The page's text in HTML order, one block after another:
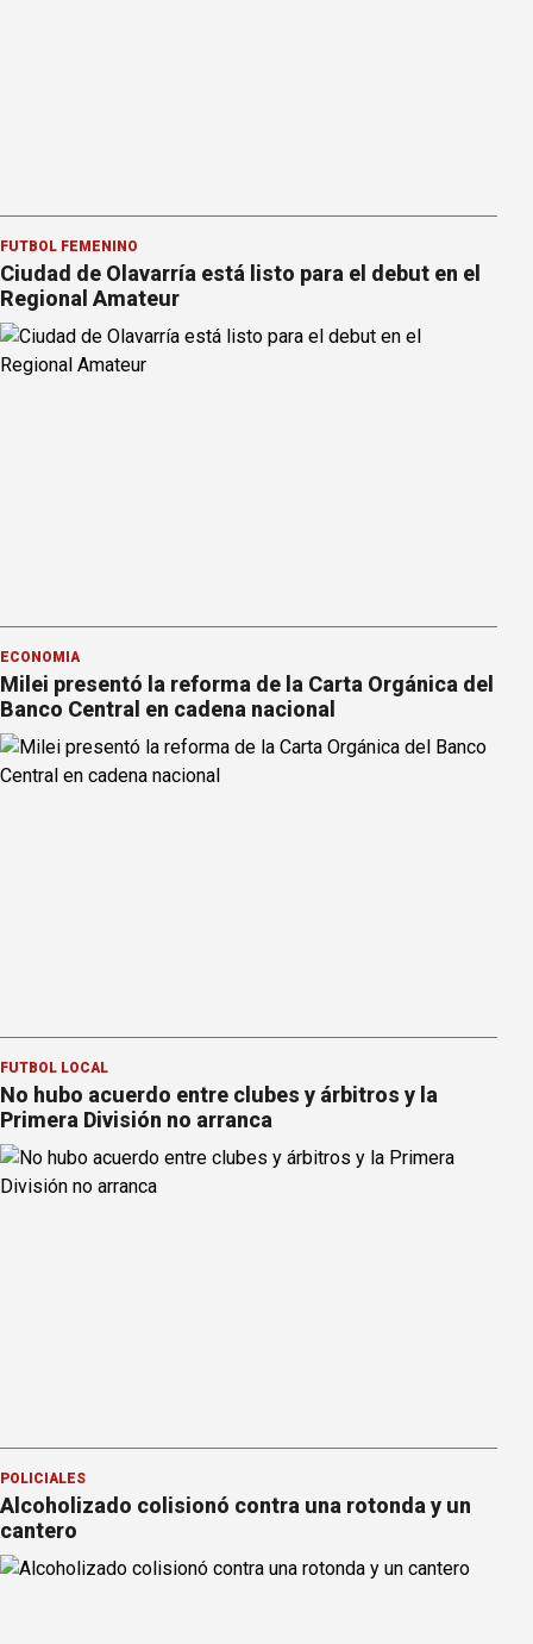
FÚTBOL FEMENINO
Ciudad de Olavarría está listo para el debut en el
Regional Amateur
ECONOMÍA
Milei presentó la reforma de la Carta Orgánica del
Banco Central en cadena nacional
FÚTBOL LOCAL
No hubo acuerdo entre clubes y árbitros y la
Primera División no arranca
POLICIALES
Alcoholizado colisionó contra una rotonda y un
cantero